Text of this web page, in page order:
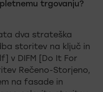
trgovanju?
dva strateška
storitev na ključ in
v DIFM [Do It For
Rečeno-Storjeno,
na fasade in